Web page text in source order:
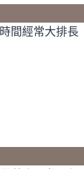
間經常大排長